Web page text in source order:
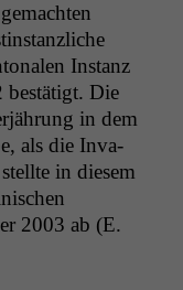
Instanz
Die
in dem
als die Inva­
in diesem
2003 ab (E.